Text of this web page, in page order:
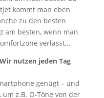
kommt man eben
zu den besten
am besten, wenn man
verlässt…
nutzen jeden Tag
genügt – und
z.B. O-Töne von der